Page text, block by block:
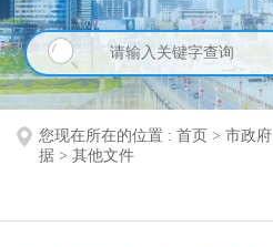
您现在所在的位置 : 首页 > 市政府
据 > 其他文件